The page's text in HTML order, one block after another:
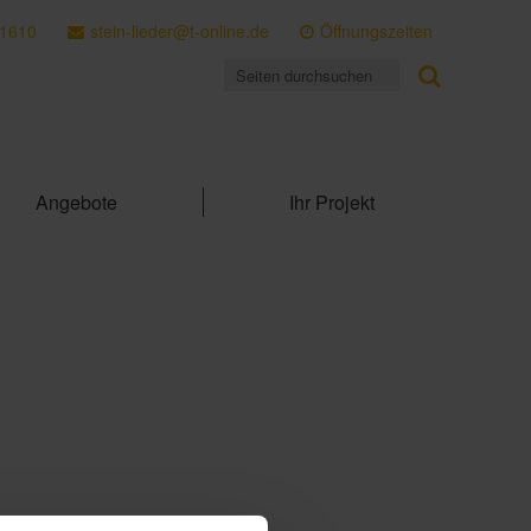
stein-lieder@t-online.de Öffnungszeiten
Angebote Ihr Projekt